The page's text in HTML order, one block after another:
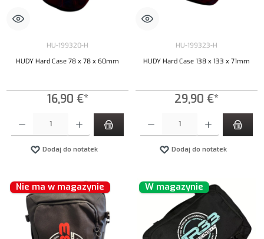
HU-199320-H
HUDY Hard Case 78 x 78 x 60mm
16,90 €*
Dodaj do notatek
HU-199323-H
HUDY Hard Case 138 x 133 x 71mm
29,90 €*
Dodaj do notatek
Nie ma w magazynie W magazynie